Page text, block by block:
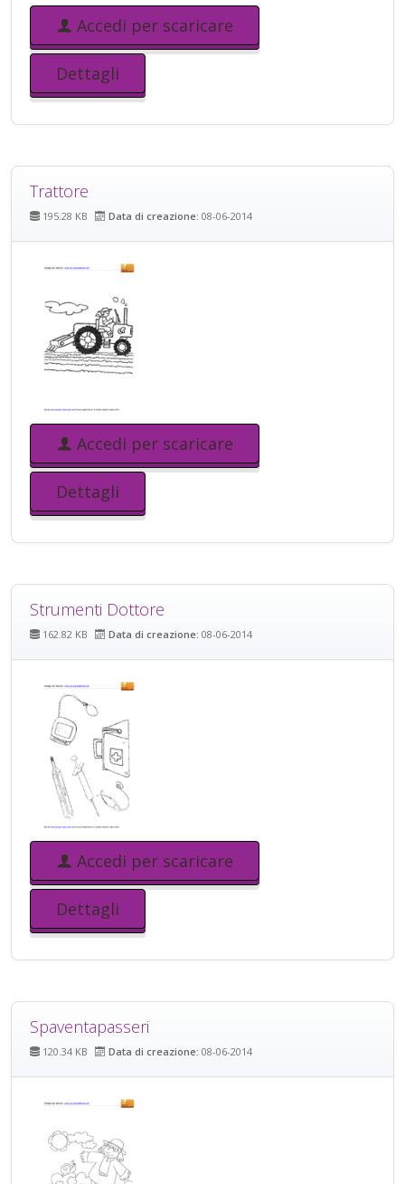
Accedi per scaricare
Dettagli
Trattore
195.28 KB Data di creazione: 08-06-2014
Accedi per scaricare
Dettagli
Strumenti Dottore
162.82 KB Data di creazione: 08-06-2014
Accedi per scaricare
Dettagli
Spaventapasseri
120.34 KB Data di creazione: 08-06-2014